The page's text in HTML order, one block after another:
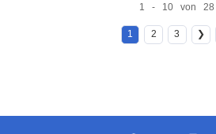
1 - 10 von 28
1 2 3 ❯